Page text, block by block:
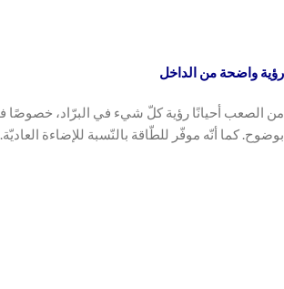
رؤية واضحة من الداخل
بوضوح. كما أنّه موفّر للطّاقة بالنّسبة للإضاءة العاديّة.